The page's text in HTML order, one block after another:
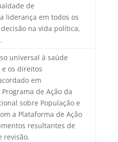
de
liderança em todos os
na vida política,
universal à saúde
os direitos
em
de Ação da
sobre População e
a Plataforma de Ação
resultantes de
revisão.